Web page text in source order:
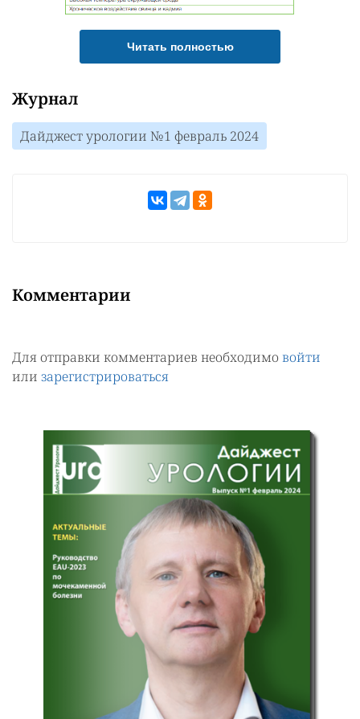
Читать полностью
Журнал
Дайджест урологии №1 февраль 2024
Комментарии
Для отправки комментариев необходимо войти
или зарегистрироваться